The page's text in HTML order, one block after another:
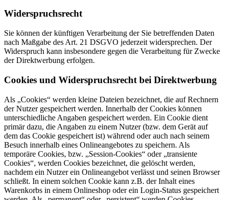
Widerspruchsrecht
Sie können der künftigen Verarbeitung der Sie betreffenden Daten
nach Maßgabe des Art. 21 DSGVO jederzeit widersprechen. Der
Widerspruch kann insbesondere gegen die Verarbeitung für Zwecke
der Direktwerbung erfolgen.
Cookies und Widerspruchsrecht bei Direktwerbung
Als „Cookies“ werden kleine Dateien bezeichnet, die auf Rechnern
der Nutzer gespeichert werden. Innerhalb der Cookies können
unterschiedliche Angaben gespeichert werden. Ein Cookie dient
primär dazu, die Angaben zu einem Nutzer (bzw. dem Gerät auf
dem das Cookie gespeichert ist) während oder auch nach seinem
Besuch innerhalb eines Onlineangebotes zu speichern. Als
temporäre Cookies, bzw. „Session-Cookies“ oder „transiente
Cookies“, werden Cookies bezeichnet, die gelöscht werden,
nachdem ein Nutzer ein Onlineangebot verlässt und seinen Browser
schließt. In einem solchen Cookie kann z.B. der Inhalt eines
Warenkorbs in einem Onlineshop oder ein Login-Status gespeichert